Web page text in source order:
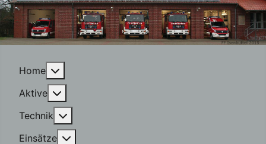
Home
Aktive
Technik
Einsätze